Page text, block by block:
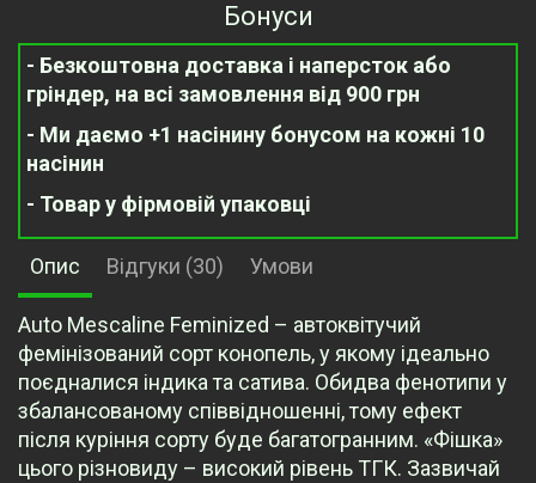
Бонуси
- Безкоштовна доставка і наперсток або
гріндер, на всі замовлення від 900 грн
- Ми даємо +1 насінину бонусом на кожні 10
насінин
- Товар у фірмовій упаковці
Опис Відгуки (30) Умови
Auto Mescaline Feminized – автоквітучий
фемінізований сорт конопель, у якому ідеально
поєдналися індика та сатива. Обидва фенотипи у
збалансованому співвідношенні, тому ефект
після куріння сорту буде багатогранним. «Фішка»
цього різновиду – високий рівень ТГК. Зазвичай